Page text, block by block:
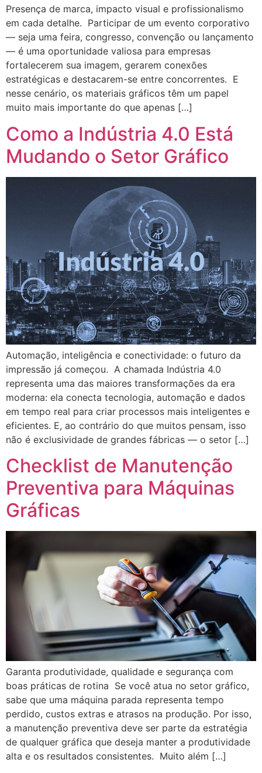
Presença de marca, impacto visual e profissionalismo
em cada detalhe. Participar de um evento corporativo
— seja uma feira, congresso, convenção ou lançamento
— é uma oportunidade valiosa para empresas
fortalecerem sua imagem, gerarem conexões
estratégicas e destacarem-se entre concorrentes. E
nesse cenário, os materiais gráficos têm um papel
muito mais importante do que apenas […]
Como a Indústria 4.0 Está
Mudando o Setor Gráfico
Automação, inteligência e conectividade: o futuro da
impressão já começou. A chamada Indústria 4.0
representa uma das maiores transformações da era
moderna: ela conecta tecnologia, automação e dados
em tempo real para criar processos mais inteligentes e
eficientes. E, ao contrário do que muitos pensam, isso
não é exclusividade de grandes fábricas — o setor […]
Checklist de Manutenção
Preventiva para Máquinas
Gráficas
Garanta produtividade, qualidade e segurança com
boas práticas de rotina Se você atua no setor gráfico,
sabe que uma máquina parada representa tempo
perdido, custos extras e atrasos na produção. Por isso,
a manutenção preventiva deve ser parte da estratégia
de qualquer gráfica que deseja manter a produtividade
alta e os resultados consistentes. Muito além […]